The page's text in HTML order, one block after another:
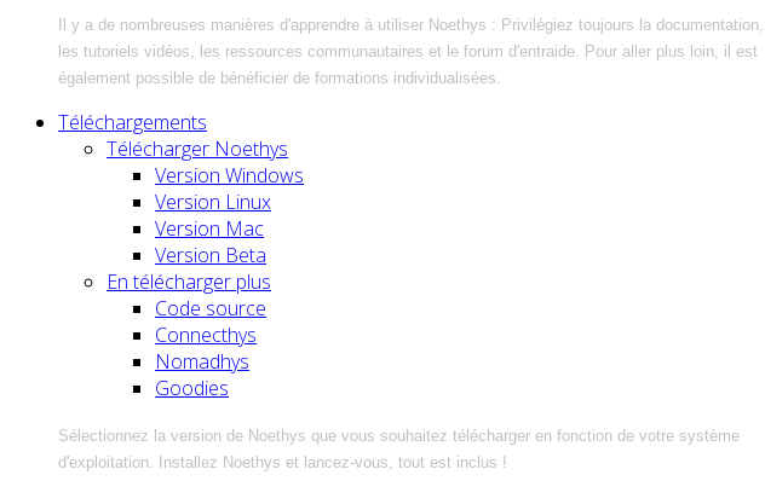
Il y a de nombreuses manières d'apprendre à utiliser Noethys : Privilégiez toujours la documentation,
les tutoriels vidéos, les ressources communautaires et le forum d'entraide. Pour aller plus loin, il est
également possible de bénéficier de formations individualisées.
Téléchargements
Télécharger Noethys
Version Windows
Version Linux
Version Mac
Version Beta
En télécharger plus
Code source
Connecthys
Nomadhys
Goodies
Sélectionnez la version de Noethys que vous souhaitez télécharger en fonction de votre système
d'exploitation. Installez Noethys et lancez-vous, tout est inclus !